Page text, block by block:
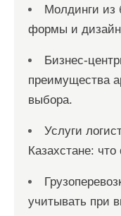
Молдинги из
формы и
Бизнес-
преимущества
выбора.
Услуги
Казахстане:
учитывать при